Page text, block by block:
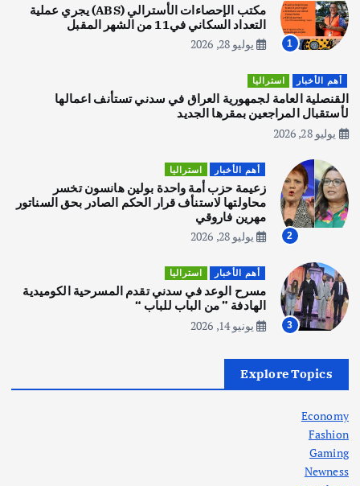
2
يوليو 30, 2026
3
يوليو 30, 2026
4
المقبل
يوليو 28, 2026
أهم الأخبار ثقافة وفنون
انطلاق ورشة التمثيل في مدينة كلباء الاماراتية
أغسطس 5, 2026
في جذور المشكلة وحلولها المستدامة
1
مكتب الإحصاءات الأسترالي (ABS) يجري عملية
التعداد السكاني في11 من الشهر المقبل
يوليو 28, 2026
أهم الأخبار استراليا
القنصلية العامة لجمهورية العراق في سدني تستأنف اعمالها
لأستقبال المراجعين بمقرها الجديد
يوليو 28, 2026
2
أهم الأخبار استراليا
زعيمة حزب أمة واحدة بولين هانسون تخسر
محاولتها لاستنأف قرار الحكم الصادر بحق السناتور
مهرين فاروقي
يوليو 28, 2026
3
أهم الأخبار استراليا
مسرح الوعد في سدني تقدم المسرحية الكوميدية
الهادفة ” من الباب للباب “
يونيو 14, 2026
Explore Topics
Economy
Fashion
Gaming
Newness